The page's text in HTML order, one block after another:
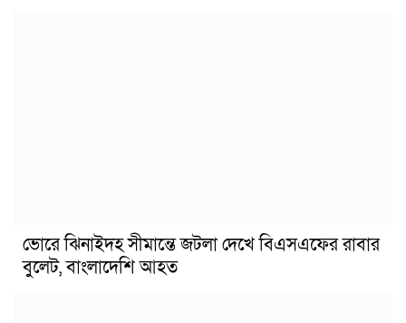
ভোরে ঝিনাইদহ সীমান্তে জটলা দেখে বিএসএফের রাবার
বুলেট, বাংলাদেশি আহত